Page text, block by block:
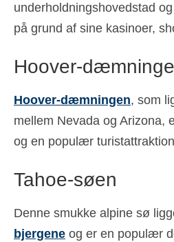
underholdningshovedstad
på grund af sine kasinoer,
Hoover-
Hoover-dæmningen, som
mellem Nevada og Arizona,
og en populær
Tahoe-søen
Denne smukke alpine sø
bjergene og er en populær